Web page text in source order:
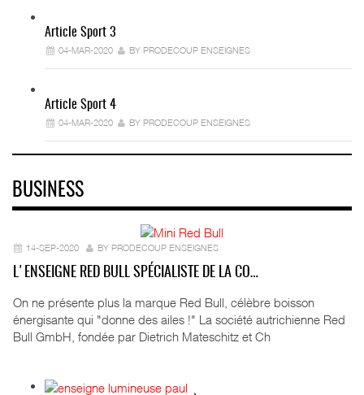
Article Sport 3
04-MAR-2020 BY PRODECOUP ENSEIGNES
Article Sport 4
04-MAR-2020 BY PRODECOUP ENSEIGNES
BUSINESS
14-SEP-2020 BY PRODECOUP ENSEIGNES
L'ENSEIGNE RED BULL SPÉCIALISTE DE LA CO…
On ne présente plus la marque Red Bull, célèbre boisson
énergisante qui "donne des ailes !" La société autrichienne Red
Bull GmbH, fondée par Dietrich Mateschitz et Ch